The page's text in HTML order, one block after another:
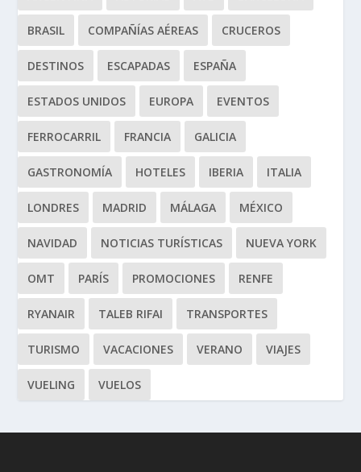
BRASIL COMPAÑÍAS AÉREAS CRUCEROS
DESTINOS ESCAPADAS ESPAÑA
ESTADOS UNIDOS EUROPA EVENTOS
FERROCARRIL FRANCIA GALICIA
GASTRONOMÍA HOTELES IBERIA ITALIA
LONDRES MADRID MÁLAGA MÉXICO
NAVIDAD NOTICIAS TURÍSTICAS NUEVA YORK
OMT PARÍS PROMOCIONES RENFE
RYANAIR TALEB RIFAI TRANSPORTES
TURISMO VACACIONES VERANO VIAJES
VUELING VUELOS